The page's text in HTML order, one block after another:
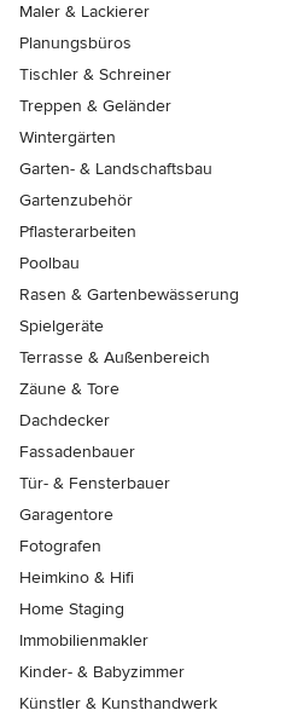
Maler & Lackierer
Planungsbüros
Tischler & Schreiner
Treppen & Geländer
Wintergärten
Garten- & Landschaftsbau
Gartenzubehör
Pflasterarbeiten
Poolbau
Rasen & Gartenbewässerung
Spielgeräte
Terrasse & Außenbereich
Zäune & Tore
Dachdecker
Fassadenbauer
Tür- & Fensterbauer
Garagentore
Fotografen
Heimkino & Hifi
Home Staging
Immobilienmakler
Kinder- & Babyzimmer
Künstler & Kunsthandwerk